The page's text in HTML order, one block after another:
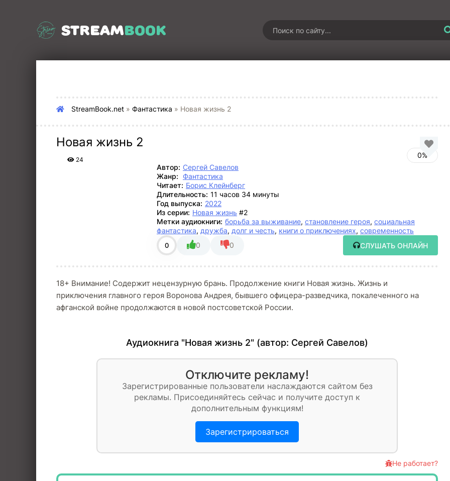
STREAMBOOK
StreamBook.net » Фантастика » Новая жизнь 2
Новая жизнь 2
24
0%
Автор: Сергей Савелов
Жанр:
Фантастика
Читает: Борис Клейнберг
Длительность: 11 часов 34 минуты
Год выпуска: 2022
Из серии: Новая жизнь #2
Метки аудиокниги: борьба за выживание, становление героя, социальная
фантастика, дружба, долг и честь, книги о приключениях, современность
0 0 0 СЛУШАТЬ ОНЛАЙН
18+ Внимание! Содержит нецензурную брань. Продолжение книги Новая жизнь. Жизнь и
приключения главного героя Воронова Андрея, бывшего офицера-разведчика, покалеченного на
афганской войне продолжаются в новой постсоветской России.
Аудиокнига "Новая жизнь 2" (автор: Сергей Савелов)
Отключите рекламу!
Зарегистрированные пользователи наслаждаются сайтом без
рекламы. Присоединяйтесь сейчас и получите доступ к
дополнительным функциям!
Зарегистрироваться
Не работает?